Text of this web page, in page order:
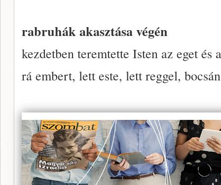
rabruhák akasztása végén
kezdetben teremtette Isten az eget és
rá embert, lett este, lett reggel,